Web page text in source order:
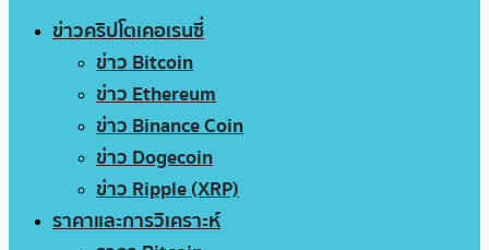
ข่าวคริปโตเคอเรนซี่
ข่าว Bitcoin
ข่าว Ethereum
ข่าว Binance Coin
ข่าว Dogecoin
ข่าว Ripple (XRP)
ราคาและการวิเคราะห์